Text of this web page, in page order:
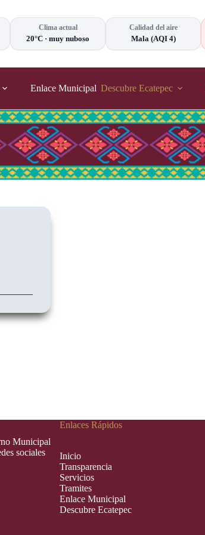
Clima actual
20°C · muy nuboso
Calidad del aire
Mala (AQI 4)
Enlace Municipal Descubre Ecatepec
Municipal
sociales
Enlaces Rápidos
Inicio
Transparencia
Servicios
Tramites
Enlace Municipal
Descubre Ecatepec